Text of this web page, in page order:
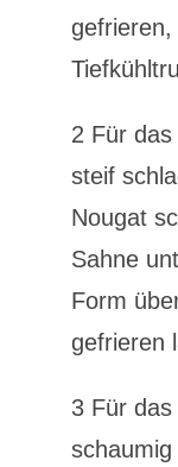
2 Für
steif
Nougat
Sahne
Form
gefrieren
3 Für